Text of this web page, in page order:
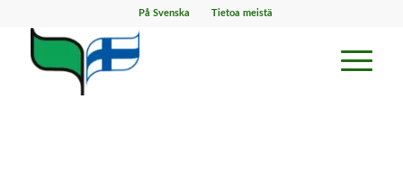
På Svenska Tietoa meistä